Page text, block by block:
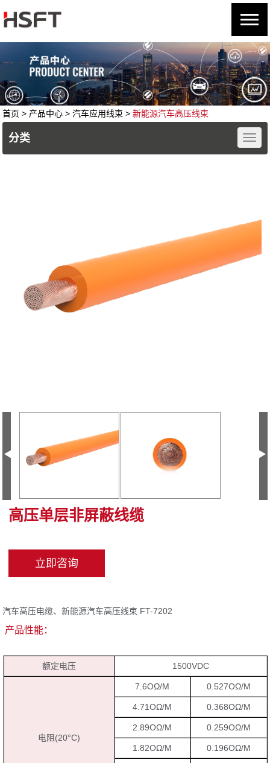
首页 > 产品中心 >汽车应用线束 >新能源汽车高压线束
分类
高压单层非屏蔽线缆
立即咨询
汽车高压电缆、新能源汽车高压线束 FT-7202
产品性能：
额定电压 1500VDC
电阻(20°C)
7.6OΩ/M 0.527OΩ/M
4.71OΩ/M 0.368OΩ/M
2.89OΩ/M 0.259OΩ/M
1.82OΩ/M 0.196OΩ/M